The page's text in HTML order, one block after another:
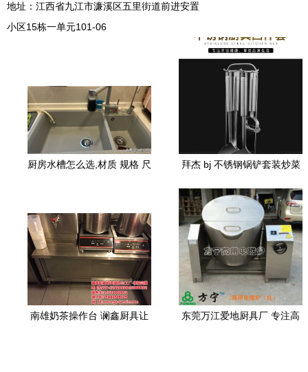
地址：江西省九江市濂溪区五里街道前进安置
小区15栋一单元101-06
厨房水槽怎么选,材质 规格 尺
拜杰 bj 不锈钢锅铲套装炒菜
架 厨具用品铲勺套装ly 150
南雄奶茶操作台 谰鑫厨具让
东莞万江爱地厨具厂 专注高